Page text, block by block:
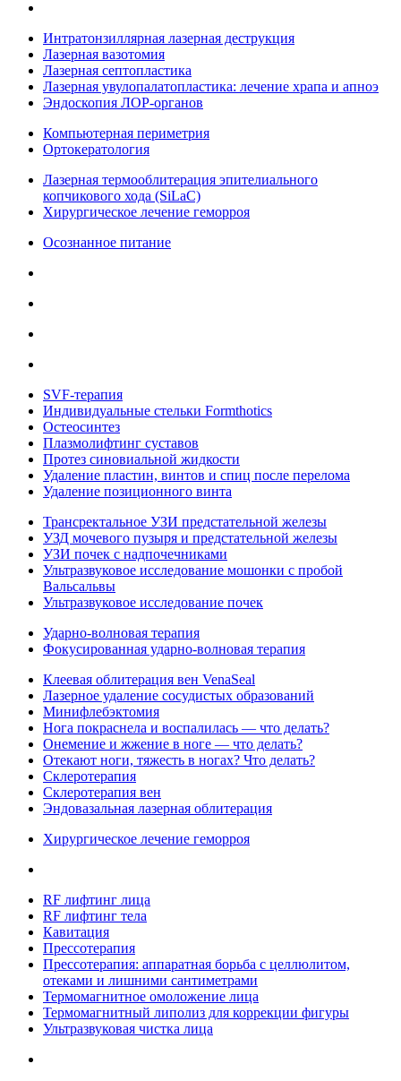
Интратонзиллярная лазерная деструкция
Лазерная вазотомия
Лазерная септопластика
Лазерная увулопалатопластика: лечение храпа и апноэ
Эндоскопия ЛОР-органов
Компьютерная периметрия
Ортокератология
Лазерная термооблитерация эпителиального
копчикового хода (SiLaC)
Хирургическое лечение геморроя
Осознанное питание
SVF-терапия
Индивидуальные стельки Formthotics
Остеосинтез
Плазмолифтинг суставов
Протез синовиальной жидкости
Удаление пластин, винтов и спиц после перелома
Удаление позиционного винта
Трансректальное УЗИ предстательной железы
УЗД мочевого пузыря и предстательной железы
УЗИ почек с надпочечниками
Ультразвуковое исследование мошонки с пробой
Вальсальвы
Ультразвуковое исследование почек
Ударно-волновая терапия
Фокусированная ударно-волновая терапия
Клеевая облитерация вен VenaSeal
Лазерное удаление сосудистых образований
Минифлебэктомия
Нога покраснела и воспалилась — что делать?
Онемение и жжение в ноге — что делать?
Отекают ноги, тяжесть в ногах? Что делать?
Склеротерапия
Склеротерапия вен
Эндовазальная лазерная облитерация
Хирургическое лечение геморроя
RF лифтинг лица
RF лифтинг тела
Кавитация
Прессотерапия
Прессотерапия: аппаратная борьба с целлюлитом,
отеками и лишними сантиметрами
Термомагнитное омоложение лица
Термомагнитный липолиз для коррекции фигуры
Ультразвуковая чистка лица